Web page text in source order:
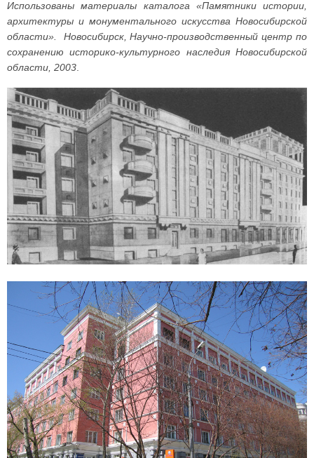
Использованы материалы каталога «Памятники истории,
архитектуры и монументального искусства Новосибирской
области». Новосибирск, Научно-производственный центр по
сохранению историко-культурного наследия Новосибирской
области, 2003